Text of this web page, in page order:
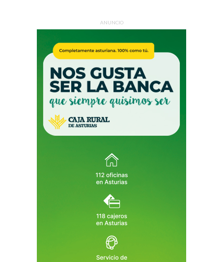
ANUNCIO